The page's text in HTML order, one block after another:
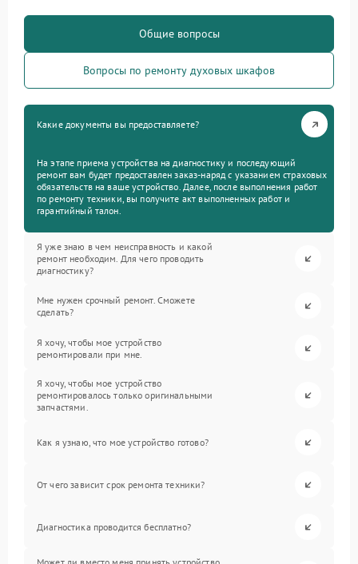
Общие вопросы
Вопросы по ремонту духовых шкафов
Какие документы вы предоставляете?
На этапе приема устройства на диагностику и последующий
ремонт вам будет предоставлен заказ-наряд с указанием страховых
обязательств на ваше устройство. Далее, после выполнения работ
по ремонту техники, вы получите акт выполненных работ и
гарантийный талон.
Я уже знаю в чем неисправность и какой
ремонт необходим. Для чего проводить
диагностику?
Мне нужен срочный ремонт. Сможете
сделать?
Я хочу, чтобы мое устройство
ремонтировали при мне.
Я хочу, чтобы мое устройство
ремонтировалось только оригинальными
запчастями.
Как я узнаю, что мое устройство готово?
От чего зависит срок ремонта техники?
Диагностика проводится бесплатно?